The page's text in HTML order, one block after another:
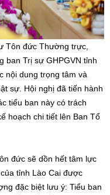
Tôn đức Thường trực,
ban Trị sự GHPGVN tỉnh
nội dung trọng tâm và
sự. Hội nghị đã tiến hành
tiểu ban này có trách
hoạch chi tiết lên Ban Tổ
đức sẽ dồn hết tâm lực
tỉnh Lào Cai được
đặc biệt lưu ý: Tiểu ban